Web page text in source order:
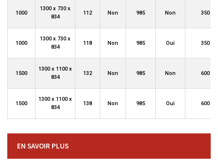
1000
1300 x 730 x
834
112 Non 985 Non 350
1000
1300 x 730 x
834
118 Non 985 Oui 350
1500
1300 x 1100 x
834
132 Non 985 Non 600
1500
1300 x 1100 x
834
138 Non 985 Oui 600
EN SAVOIR PLUS